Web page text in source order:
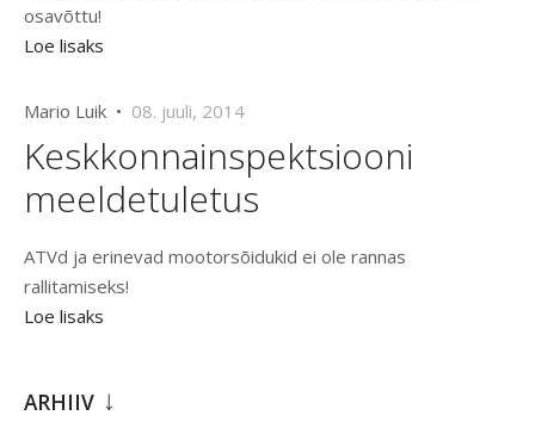
osavõttu!
Loe lisaks
Mario Luik • 08. juuli, 2014
Keskkonnainspektsiooni
meeldetuletus
ATVd ja erinevad mootorsõidukid ei ole rannas
rallitamiseks!
Loe lisaks
ARHIIV